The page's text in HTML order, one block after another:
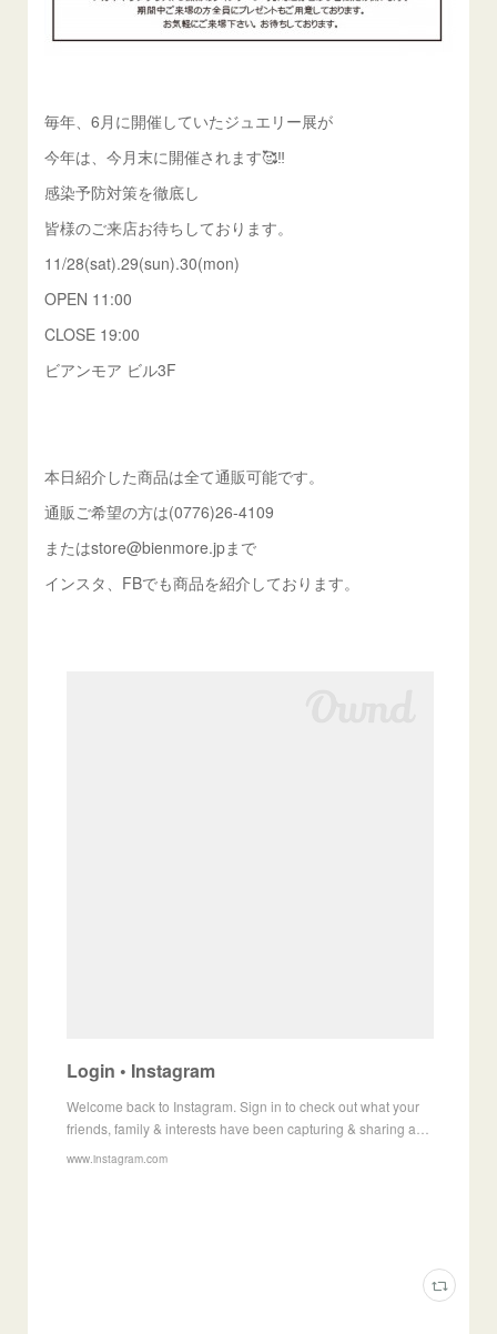
毎年、6月に開催していたジュエリー展が
今年は、今月末に開催されます🥰‼️
感染予防対策を徹底し
皆様のご来店お待ちしております。
11/28(sat).29(sun).30(mon)
OPEN 11:00
CLOSE 19:00
ビアンモア ビル3F
本日紹介した商品は全て通販可能です。
通販ご希望の方は(0776)26-4109
またはstore@bienmore.jpまで
インスタ、FBでも商品を紹介しております。
Login • Instagram
Welcome back to Instagram. Sign in to check out what your
friends, family & interests have been capturing & sharing a…
www.instagram.com